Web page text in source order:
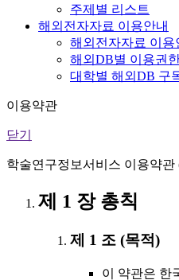
주제별 리스트
해외전자자료 이용안내
해외전자자료 이용
해외DB별 이용권
대학별 해외DB 구
이용약관
닫기
학술연구정보서비스 이용약관
제 1 장 총칙
제 1 조 (목적)
이 약관은 한